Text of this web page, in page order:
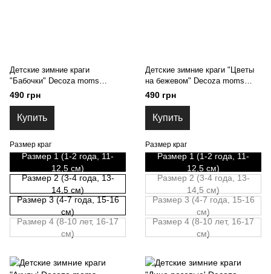
Детские зимние краги
"Бабочки" Decoza moms
(Krag1-OP130)
490 грн
Купить
Размер краг
Размер 1 (1-2 года, 11-
12,5 см)
Размер 2 (3-4 года, 13-
14,5 см)
Размер 3 (4-7 года, 15-16
см)
Размер 4 (8-10 лет, 16-17
см)
Детские зимние краги "Цветы
на бежевом" Decoza moms
(Krag1-OP032)
490 грн
Купить
Размер краг
Размер 1 (1-2 года, 11-
12,5 см)
Размер 2 (3-4 года, 13-
14,5 см)
Размер 3 (4-7 года, 15-16
см)
Размер 4 (8-10 лет, 16-17
см)